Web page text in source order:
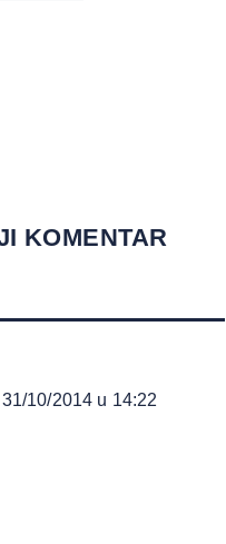
KOMENTAR
31/10/2014 u 14:22